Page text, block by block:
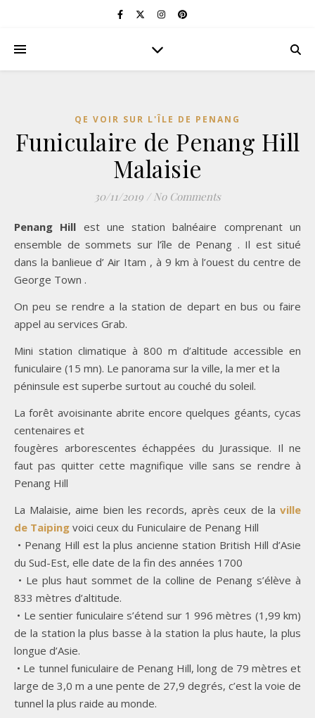
QE VOIR SUR L'ÎLE DE PENANG
Funiculaire de Penang Hill
Malaisie
30/11/2019 / No Comments
Penang Hill est une station balnéaire comprenant un
ensemble de sommets sur l’île de Penang . Il est situé
dans la banlieue d’ Air Itam , à 9 km à l’ouest du centre de
George Town .
On peu se rendre a la station de depart en bus ou faire
appel au services Grab.
Mini station climatique à 800 m d’altitude accessible en
funiculaire (15 mn). Le panorama sur la ville, la mer et la
péninsule est superbe surtout au couché du soleil.
La forêt avoisinante abrite encore quelques géants, cycas
centenaires et
fougères arborescentes échappées du Jurassique. Il ne
faut pas quitter cette magnifique ville sans se rendre à
Penang Hill
La Malaisie, aime bien les records, après ceux de la ville
de Taiping voici ceux du Funiculaire de Penang Hill
• Penang Hill est la plus ancienne station British Hill d’Asie
du Sud-Est, elle date de la fin des années 1700
• Le plus haut sommet de la colline de Penang s’élève à
833 mètres d’altitude.
• Le sentier funiculaire s’étend sur 1 996 mètres (1,99 km)
de la station la plus basse à la station la plus haute, la plus
longue d’Asie.
• Le tunnel funiculaire de Penang Hill, long de 79 mètres et
large de 3,0 m a une pente de 27,9 degrés, c’est la voie de
tunnel la plus raide au monde.